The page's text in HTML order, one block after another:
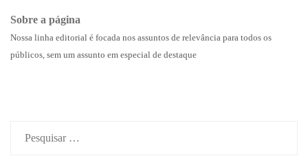
Sobre a página
Nossa linha editorial é focada nos assuntos de relevância para todos os
públicos, sem um assunto em especial de destaque